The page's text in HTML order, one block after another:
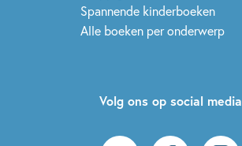
Spannende kinderboeken
Alle boeken per onderwerp
Volg ons op social media